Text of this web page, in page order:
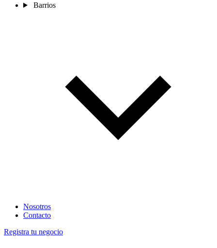
Barrios
Nosotros
Contacto
Registra tu negocio